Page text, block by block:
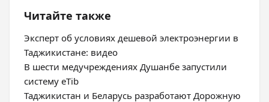
Читайте также
Эксперт об условиях дешевой электроэнергии в
Таджикистане: видео
В шести медучреждениях Душанбе запустили
систему eTib
Таджикистан и Беларусь разработают Дорожную